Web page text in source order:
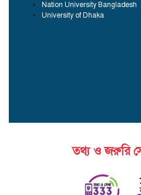
Nation University Bangladesh
University of Dhaka
তথ্য ও জরুরি